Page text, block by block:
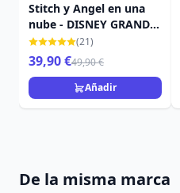
Stitch y Angel en una
nube - DISNEY GRAND
JESTER
(21)
39,90 €49,90 €
Añadir
De la misma marca